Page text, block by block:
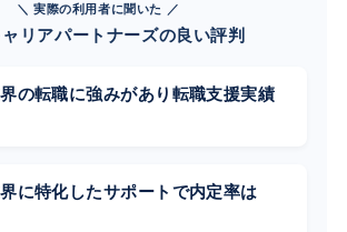
＼ 実際の利用者に聞いた ／
リアパートナーズの良い評判
の転職に強みがあり転職支援実績
に特化したサポートで内定率は